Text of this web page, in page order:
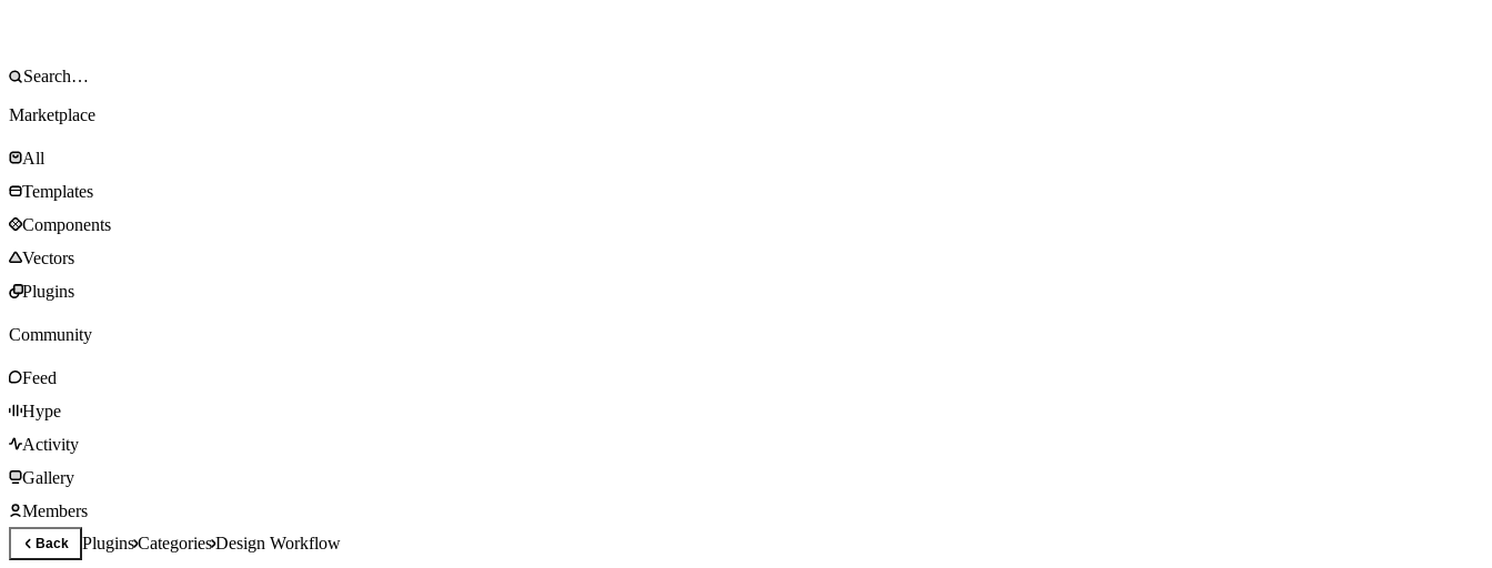
Marketplace
All
Templates
Components
Vectors
Plugins
Community
Feed
Hype
Activity
Gallery
Members
Back PluginsCategoriesDesign Workflow